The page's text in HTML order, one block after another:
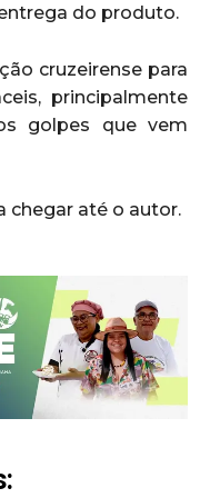
do produto.
cruzeirense para
principalmente
golpes que vem
chegar até o autor.